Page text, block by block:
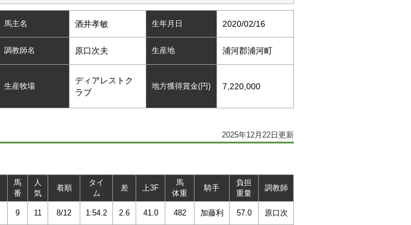
馬主名 酒井孝敏 生年月日 2020/02/16
調教師名 原口次夫 生産地 浦河郡浦河町
生産牧場
ディアレストク
ラブ
地方獲得賞金(円) 7,220,000
2025年12月22日更新
馬
番
人
気
着順
タイ
ム
差 上3F
馬
体重
騎手
負担
重量
調教師
9 11 8/12 1:54.2 2.6 41.0 482 加藤利 57.0 原口次